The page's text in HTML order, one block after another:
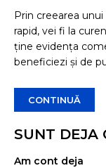
Prin creearea
rapid, vei fi la
ţine evidenţa
beneficiezi şi de
CONTINUĂ
SUNT DEJA
Am cont deja